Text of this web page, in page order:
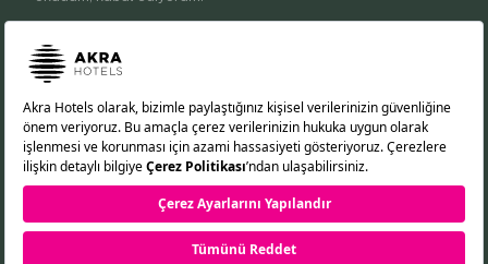
iletişimleri almayı kabul etmiş olursunuz.
Bizi Takip Edin!
DE